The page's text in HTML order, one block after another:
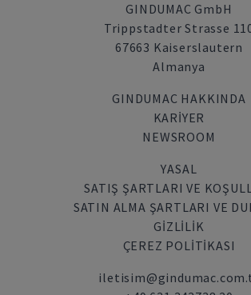
GINDUMAC GmbH
Trippstadter Strasse
67663 Kaiserslautern
Almanya
GINDUMAC HAKKINDA
KARIYER
NEWSROOM
YASAL
SATIŞ ŞARTLARI VE
SATIN ALMA ŞARTLARI VE
GİZLİLİK
ÇEREZ POLITIKASI